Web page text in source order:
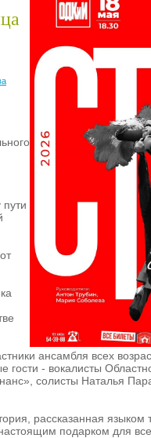
ансамбля всех
- вокалисты
солисты Наталья
рассказанная языком
подарком для